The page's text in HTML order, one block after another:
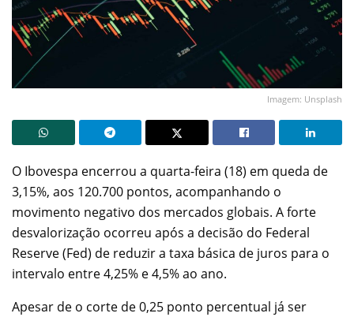
Imagem: Unsplash
O Ibovespa encerrou a quarta-feira (18) em queda de
3,15%, aos 120.700 pontos, acompanhando o
movimento negativo dos mercados globais. A forte
desvalorização ocorreu após a decisão do Federal
Reserve (Fed) de reduzir a taxa básica de juros para o
intervalo entre 4,25% e 4,5% ao ano.
Apesar de o corte de 0,25 ponto percentual já ser